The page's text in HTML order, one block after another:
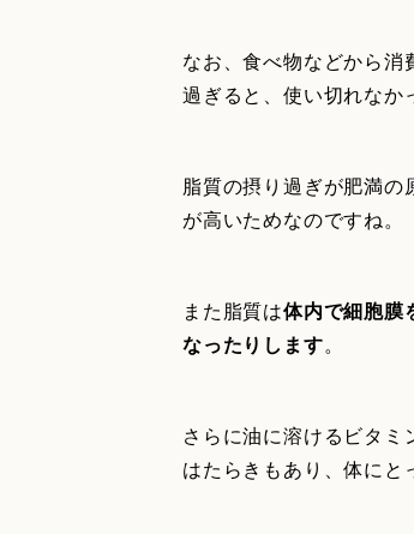
なお、食べ物などから消
過ぎると、使い切れなか
脂質の摂り過ぎが肥満
が高いためなのですね。
また脂質は体内で細胞膜
なったりします。
さらに油に溶けるビタ
はたらきもあり、体にと